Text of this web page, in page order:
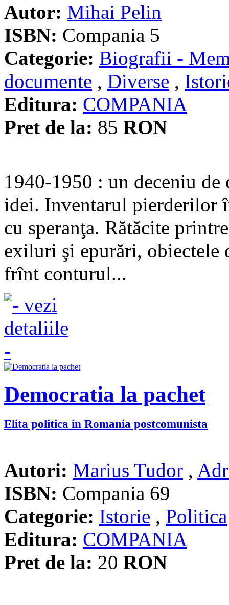
Autor: Mihai Pelin
ISBN: Compania 5
Categorie: Biografii -
documente , Diverse ,
Editura: COMPANIA
Pret de la: 85 RON
1940-1950 : un deceniu
idei. Inventarul pierderilor
cu speranţa. Rătăcite
exiluri şi epurări, obiectele
frînt conturul...
Democratia la pachet
Elita politica in Romania postcomunista
Autori: Marius Tudor ,
ISBN: Compania 69
Categorie: Istorie , Politica
Editura: COMPANIA
Pret de la: 20 RON